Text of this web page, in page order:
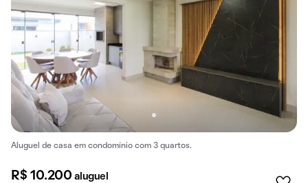
Aluguel de casa em condomínio com 3 quartos.
R$ 10.200aluguel